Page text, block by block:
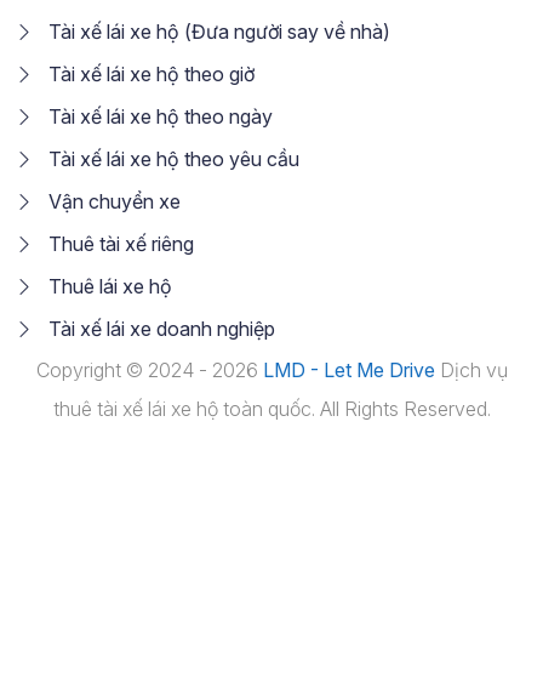
Tài xế lái xe hộ (Đưa người say về nhà)
Tài xế lái xe hộ theo giờ
Tài xế lái xe hộ theo ngày
Tài xế lái xe hộ theo yêu cầu
Vận chuyển xe
Thuê tài xế riêng
Thuê lái xe hộ
Tài xế lái xe doanh nghiệp
Copyright © 2024 - 2026 LMD - Let Me Drive Dịch vụ
thuê tài xế lái xe hộ toàn quốc. All Rights Reserved.